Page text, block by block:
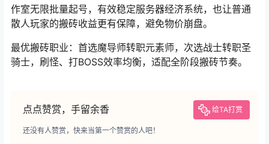
作室无限批量起号，有效稳定服务器经济系统，也让普通
散人玩家的搬砖收益更有保障，避免物价崩盘。
最优搬砖职业：首选魔导师转职元素师，次选战士转职圣
骑士，刷怪、打BOSS效率均衡，适配全阶段搬砖节奏。
点点赞赏，手留余香 给TA打赏
还没有人赞赏，快来当第一个赞赏的人吧！